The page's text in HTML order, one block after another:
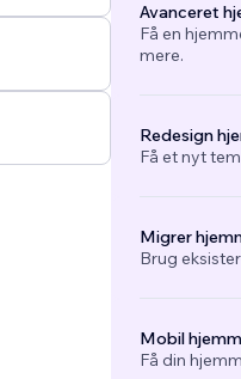
Avanceret
Få en
mere.
Redesign
Få et nyt
Migrer
Brug
Mobil
Få din